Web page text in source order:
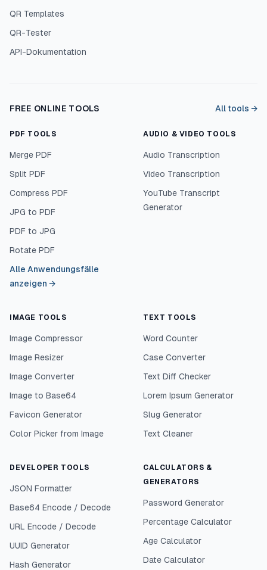
QR Templates
QR-Tester
API-Dokumentation
FREE ONLINE TOOLS All tools →
PDF TOOLS
Merge PDF
Split PDF
Compress PDF
JPG to PDF
PDF to JPG
Rotate PDF
Alle Anwendungsfälle
anzeigen →
AUDIO & VIDEO TOOLS
Audio Transcription
Video Transcription
YouTube Transcript
Generator
IMAGE TOOLS
Image Compressor
Image Resizer
Image Converter
Image to Base64
Favicon Generator
Color Picker from Image
TEXT TOOLS
Word Counter
Case Converter
Text Diff Checker
Lorem Ipsum Generator
Slug Generator
Text Cleaner
DEVELOPER TOOLS
JSON Formatter
Base64 Encode / Decode
URL Encode / Decode
UUID Generator
Hash Generator
CALCULATORS &
GENERATORS
Password Generator
Percentage Calculator
Age Calculator
Date Calculator